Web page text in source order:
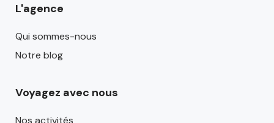
L'agence
Qui sommes-nous
Notre blog
Voyagez avec nous